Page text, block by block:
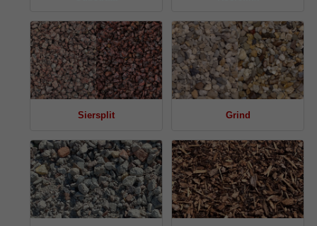
Siersplit Grind